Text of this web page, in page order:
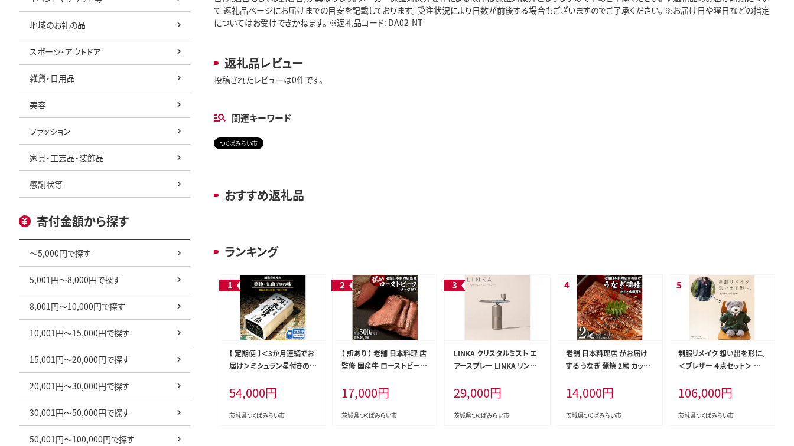
地域のお礼の品
スポーツ・アウトドア
雑貨・日用品
美容
ファッション
家具・工芸品・装飾品
感謝状等
寄付金額から探す
～5,000円で探す
5,001円～8,000円で探す
8,001円～10,000円で探す
10,001円～15,000円で探す
15,001円～20,000円で探す
20,001円～30,000円で探す
30,001円～50,000円で探す
50,001円～100,000円で探す
て 返礼品ページにお届けまでの目安を記載しております。 受注状況により日数が前後する場合もございますのでご了承ください。 ※お届け日や曜日などの指定
についてはお受けできかねます。 ※返礼品コード: DA02-NT
返礼品レビュー
投稿されたレビューは0件です。
関連キーワード
つくばみらい市
おすすめ返礼品
ランキング
【 定期便 】＜3か月連続でお
届け＞ミシュラン星付きのプ
すしのり （寿司屋専用缶入）】
海苔 家庭用 寿司 高級 プレ
ミアム ミシュラン 三ツ星 プ
54,000円
茨城県つくばみらい市
【 訳あり 】 老舗 日本料理 店
監修 国産牛 ローストビーフ
付き 不揃い ふぞろい 国産
牛肉 ブロック ステーキ 焼肉
おすすめ 大人気 大好評 たっ
17,000円
茨城県つくばみらい市
LINKA クリスタルミスト エ
アースプレー LINKA リンカ
シ スキンケア 保湿 ミスト [E
V10-NT]
29,000円
茨城県つくばみらい市
老舗 日本料理店 がお届け
する うなぎ 蒲焼 2尾 カット4
れ・山椒付 鰻 ウナギ 蒲焼き
かばやき 小分け ひつまぶし
うな重 晩酌 晩ごはん 和食
14,000円
茨城県つくばみらい市
制服リメイク 想い出を形に。
＜ブレザー ４点セット＞ 制
ーラー ブレザー 学ラン オー
ダー インテリア ぬいぐるみ
雑貨 小物 ミニチュア プレゼ
106,000円
茨城県つくばみらい市